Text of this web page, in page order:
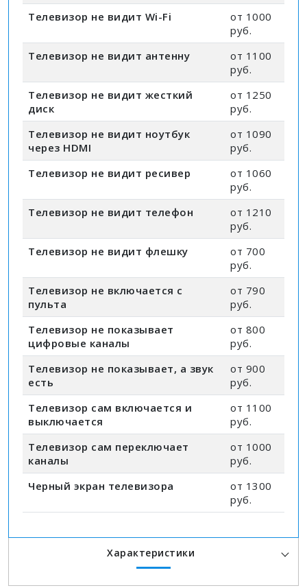
Телевизор не видит Wi-Fi
от 1000
руб.
Телевизор не видит антенну
от 1100
руб.
Телевизор не видит жесткий
диск
от 1250
руб.
Телевизор не видит ноутбук
через HDMI
от 1090
руб.
Телевизор не видит ресивер
от 1060
руб.
Телевизор не видит телефон
от 1210
руб.
Телевизор не видит флешку
от 700
руб.
Телевизор не включается с
пульта
от 790
руб.
Телевизор не показывает
цифровые каналы
от 800
руб.
Телевизор не показывает, а звук
есть
от 900
руб.
Телевизор сам включается и
выключается
от 1100
руб.
Телевизор сам переключает
каналы
от 1000
руб.
Черный экран телевизора
от 1300
руб.
Характеристики